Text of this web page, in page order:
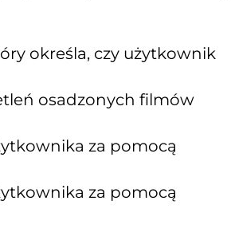
określa, czy użytkownik
osadzonych filmów
za pomocą
za pomocą